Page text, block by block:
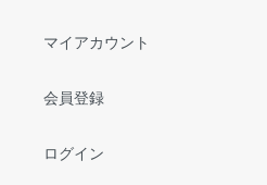
マイアカウント
会員登録
ログイン